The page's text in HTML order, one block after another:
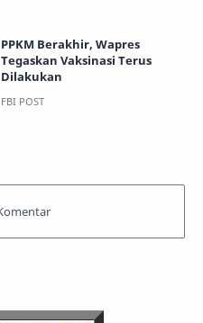
PPKM Berakhir, Wapres
Tegaskan Vaksinasi Terus
Dilakukan